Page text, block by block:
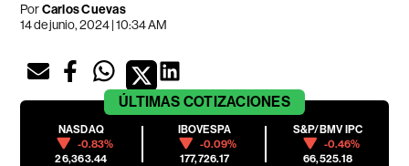
PorCarlos Cuevas
14 de junio, 2024 | 10:34 AM
ÚLTIMAS COTIZACIONES
NASDAQ
-0.83%
26,363.44
IBOVESPA
-0.09%
177,726.17
S&P/BMV IPC
-0.46%
66,525.18